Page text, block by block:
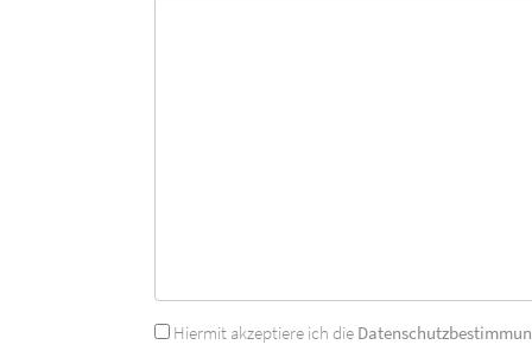
Hiermit akzeptiere ich die